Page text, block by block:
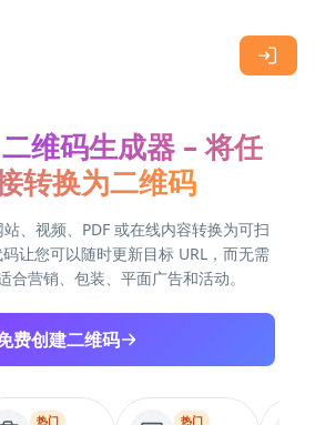
维码生成器 – 将任
转换为二维码
、视频、PDF 或在线内容转换为可扫
让您可以随时更新目标 URL，而无需
合营销、包装、平面广告和活动。
费创建二维码
热门 热门